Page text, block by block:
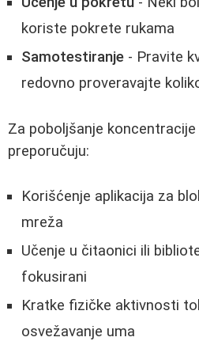
koriste pokrete rukama
Samotestiranje - Pravite
redovno proveravajte
Za poboljšanje
preporučuju:
Korišćenje aplikacija za
mreža
Učenje u čitaonici ili
fokusirani
Kratke fizičke aktivnosti
osvežavanje uma